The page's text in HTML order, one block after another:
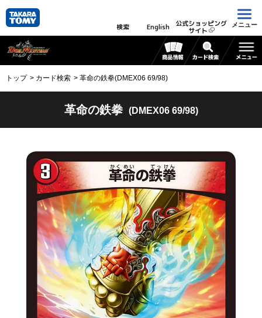
検索 English 公式ショッピング
サイト
メニュー
トップ カード検索 革命の鉄拳(DMEX06 69/98)
革命の鉄拳 (DMEX06 69/98)